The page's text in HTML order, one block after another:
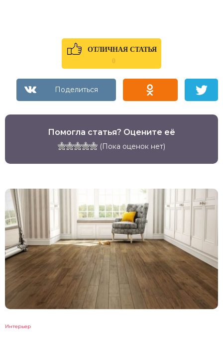
ОТЛИЧНАЯ СТАТЬЯ
0
Помогла статья? Оцените её
(Пока оценок нет)
Интерьер